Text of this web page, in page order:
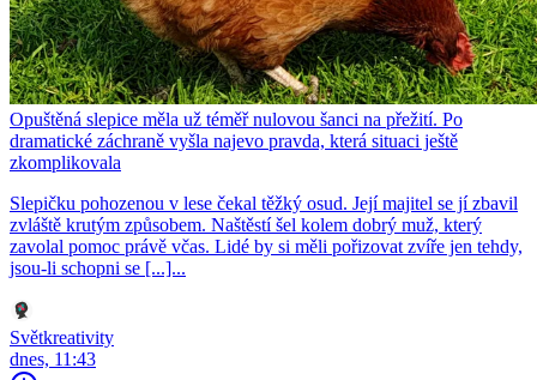
Opuštěná slepice měla už téměř nulovou šanci na přežití. Po
dramatické záchraně vyšla najevo pravda, která situaci ještě
zkomplikovala
Slepičku pohozenou v lese čekal těžký osud. Její majitel se jí zbavil
zvláště krutým způsobem. Naštěstí šel kolem dobrý muž, který
zavolal pomoc právě včas. Lidé by si měli pořizovat zvíře jen tehdy,
jsou-li schopni se [...]...
Světkreativity
dnes, 11:43